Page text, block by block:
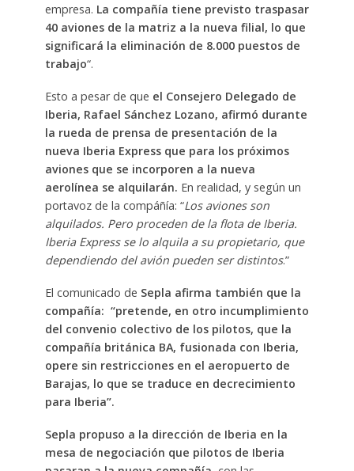
empresa. La compañía tiene previsto traspasar
40 aviones de la matriz a la nueva filial, lo que
significará la eliminación de 8.000 puestos de
trabajo“.
Esto a pesar de que el Consejero Delegado de
Iberia, Rafael Sánchez Lozano, afirmó durante
la rueda de prensa de presentación de la
nueva Iberia Express que para los próximos
aviones que se incorporen a la nueva
aerolínea se alquilarán. En realidad, y según un
portavoz de la compáñía: “Los aviones son
alquilados. Pero proceden de la flota de Iberia.
Iberia Express se lo alquila a su propietario, que
dependiendo del avión pueden ser distintos.”
El comunicado de Sepla afirma también que la
compañía: “pretende, en otro incumplimiento
del convenio colectivo de los pilotos, que la
compañía británica BA, fusionada con Iberia,
opere sin restricciones en el aeropuerto de
Barajas, lo que se traduce en decrecimiento
para Iberia”.
Sepla propuso a la dirección de Iberia en la
mesa de negociación que pilotos de Iberia